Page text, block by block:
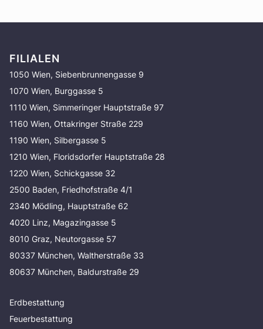
FILIALEN
1050 Wien, Siebenbrunnengasse 9
1070 Wien, Burggasse 5
1110 Wien, Simmeringer Hauptstraße 97
1160 Wien, Ottakringer Straße 229
1190 Wien, Silbergasse 5
1210 Wien, Floridsdorfer Hauptstraße 28
1220 Wien, Schickgasse 32
2500 Baden, Friedhofstraße 4/1
2340 Mödling, Hauptstraße 62
4020 Linz, Magazingasse 5
8010 Graz, Neutorgasse 57
80337 München, Waltherstraße 33
80637 München, Baldurstraße 29
Erdbestattung
Feuerbestattung